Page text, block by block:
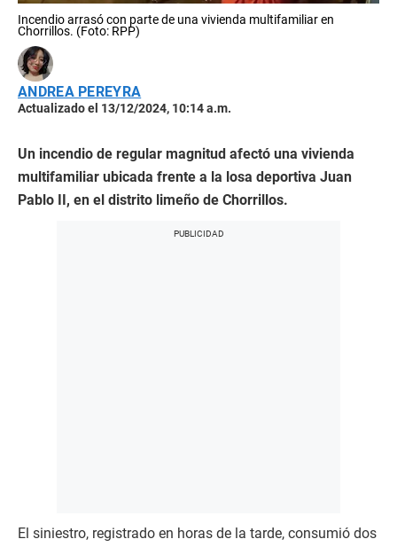
Incendio arrasó con parte de una vivienda multifamiliar en
Chorrillos. (Foto: RPP)
ANDREA PEREYRA
Actualizado el 13/12/2024, 10:14 a.m.
Un incendio de regular magnitud afectó una vivienda
multifamiliar ubicada frente a la losa deportiva Juan
Pablo II, en el distrito limeño de Chorrillos.
El siniestro, registrado en horas de la tarde, consumió dos